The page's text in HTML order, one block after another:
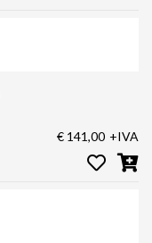
€ 141,00 +IVA